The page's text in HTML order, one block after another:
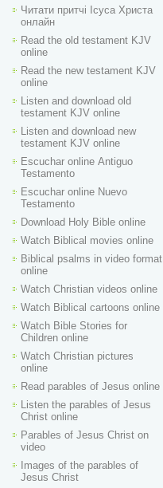
Читати притчі Ісуса Христа
онлайн
Read the old testament KJV
online
Read the new testament KJV
online
Listen and download old
testament KJV online
Listen and download new
testament KJV online
Escuchar online Аntiguo
Testamento
Escuchar online Nuevo
Testamento
Download Holy Bible online
Watch Biblical movies online
Biblical psalms in video format
online
Watch Christian videos online
Watch Biblical cartoons online
Watch Bible Stories for
Children online
Watch Christian pictures
online
Read parables of Jesus online
Listen the parables of Jesus
Christ online
Parables of Jesus Christ on
video
Images of the parables of
Jesus Christ